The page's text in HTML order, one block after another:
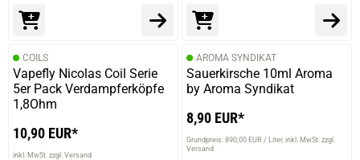
COILS
Vapefly Nicolas Coil Serie
5er Pack Verdampferköpfe
1,8Ohm
10,90 EUR*
inkl. MwSt. zzgl. Versand
AROMA SYNDIKAT
Sauerkirsche 10ml Aroma
by Aroma Syndikat
8,90 EUR*
Grundpreis: 890,00 EUR / Liter inkl. MwSt. zzgl.
Versand